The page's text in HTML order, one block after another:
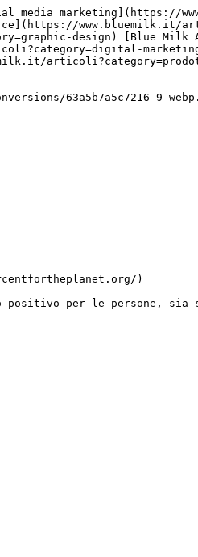
www.bluemilk.it/
design) [Blue Milk
positivo per le persone,